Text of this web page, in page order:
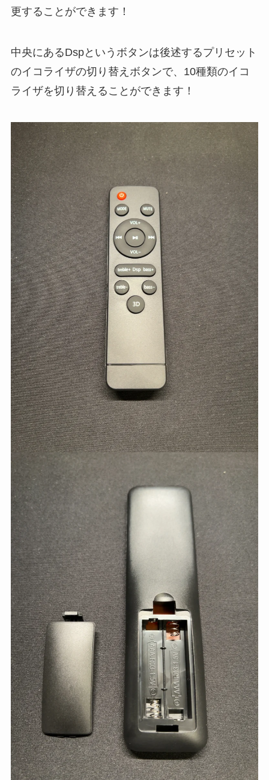
更することができます！
中央にあるDspというボタンは後述するプリセット
のイコライザの切り替えボタンで、10種類のイコ
ライザを切り替えることができます！